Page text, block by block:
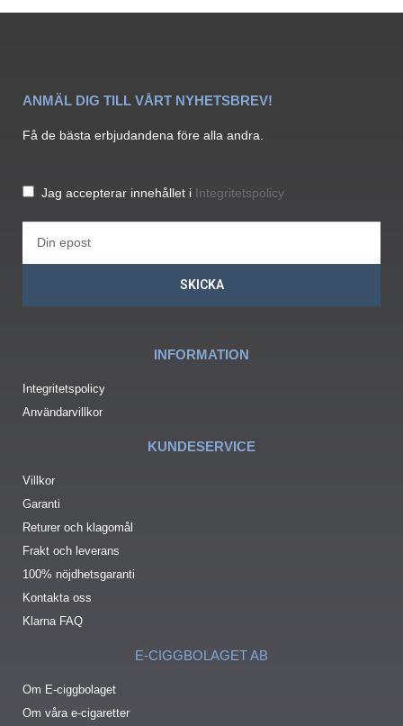
ANMÄL DIG TILL VÅRT NYHETSBREV!
Få de bästa erbjudandena före alla andra.
Jag accepterar innehållet i Integritetspolicy
SKICKA
INFORMATION
Integritetspolicy
Användarvillkor
KUNDESERVICE
Villkor
Garanti
Returer och klagomål
Frakt och leverans
100% nöjdhetsgaranti
Kontakta oss
Klarna FAQ
E-CIGGBOLAGET AB
Om E-ciggbolaget
Om våra e-cigaretter